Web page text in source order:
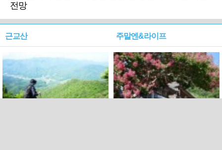
전망
근교산 주말엔&라이프